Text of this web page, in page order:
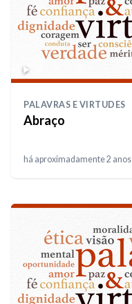
PALAVRAS E VIRTUDES
Abraço
há aproximadamente 2 anos